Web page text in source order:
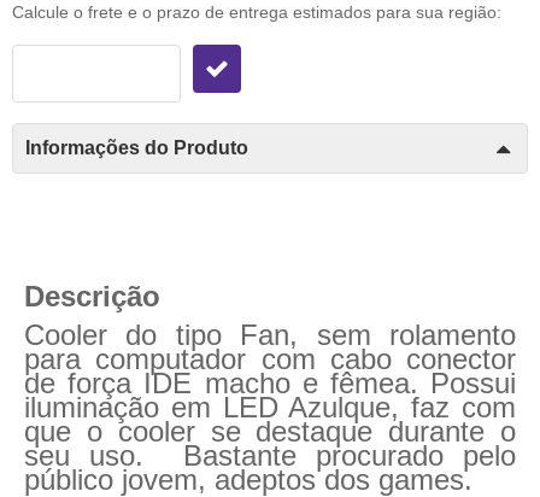
Calcule o frete e o prazo de entrega estimados para sua região:
Informações do Produto
Descrição
Cooler do tipo Fan, sem rolamento
para computador com cabo conector
de força IDE macho e fêmea. Possui
iluminação em LED Azulque, faz com
que o cooler se destaque durante o
seu uso. Bastante procurado pelo
público jovem, adeptos dos games.